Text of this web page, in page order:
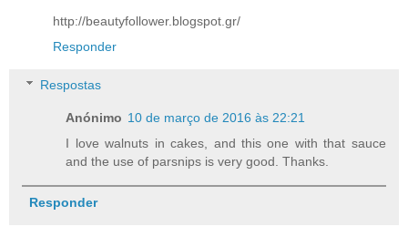
http://beautyfollower.blogspot.gr/
Responder
Respostas
Anónimo 10 de março de 2016 às 22:21
I love walnuts in cakes, and this one with that sauce
and the use of parsnips is very good. Thanks.
Responder